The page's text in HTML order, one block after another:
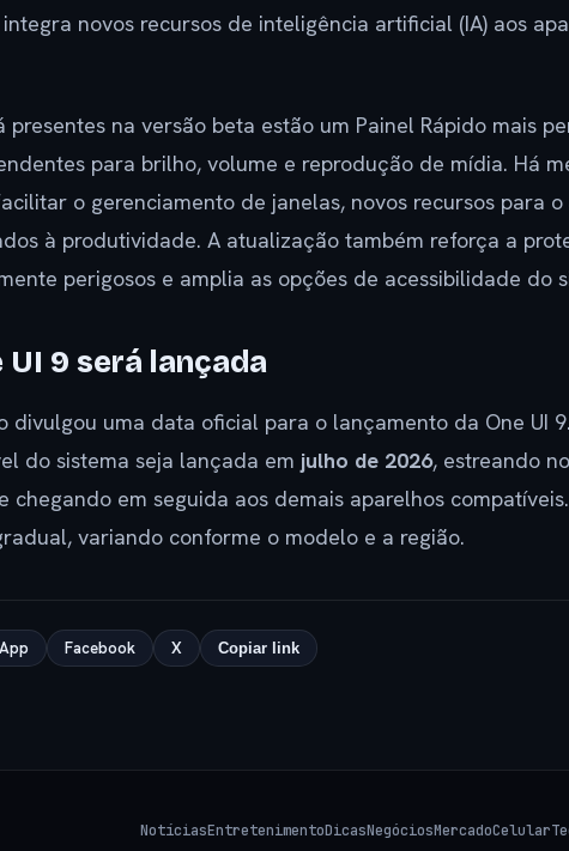
novos recursos de inteligência artificial (IA) aos
presentes na versão beta estão um Painel Rápido mais
para brilho, volume e reprodução de mídia. Há
o gerenciamento de janelas, novos recursos para o
à produtividade. A atualização também reforça a
perigosos e amplia as opções de acessibilidade do
UI 9 será lançada
divulgou uma data oficial para o lançamento da One UI
do sistema seja lançada em julho de 2026, estreando
chegando em seguida aos demais aparelhos
variando conforme o modelo e a região.
Facebook X Copiar link
NotíciasEntretenimentoDicasNegóciosMercadoCelular